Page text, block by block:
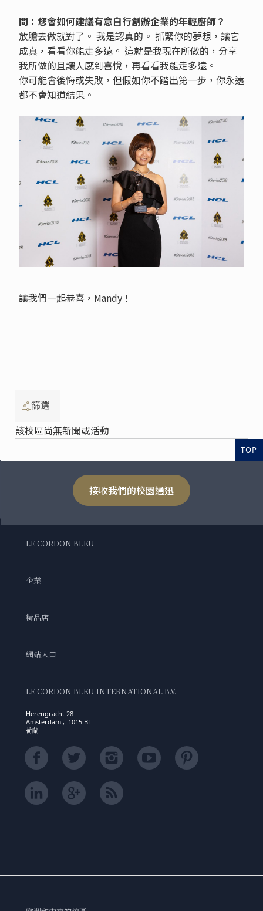
問：您會如何建議有意自行創辦企業的年輕廚師？
放膽去做就對了。 我是認真的。 抓緊你的夢想，讓它
成真，看看你能走多遠。 這就是我現在所做的，分享
我所做的且讓人感到喜悅，再看看我能走多遠。
你可能會後悔或失敗，但假如你不踏出第一步，你永遠
都不會知道結果。
讓我們一起恭喜，Mandy！
篩選
該校區尚無新聞或活動
TOP
接收我們的校園通迅
LE CORDON BLEU
企業
精品店
網站入口
LE CORDON BLEU INTERNATIONAL B.V.
Herengracht 28
Amsterdam , 1015 BL
荷蘭